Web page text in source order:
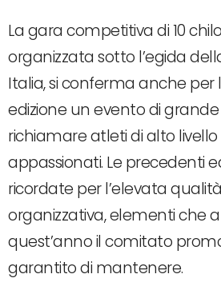
La gara competitiva di 10
organizzata sotto l’egida della
Italia, si conferma anche per
edizione un evento di grande
richiamare atleti di alto
appassionati. Le precedenti
ricordate per l’elevata
organizzativa, elementi che
quest’anno il comitato
garantito di mantenere.